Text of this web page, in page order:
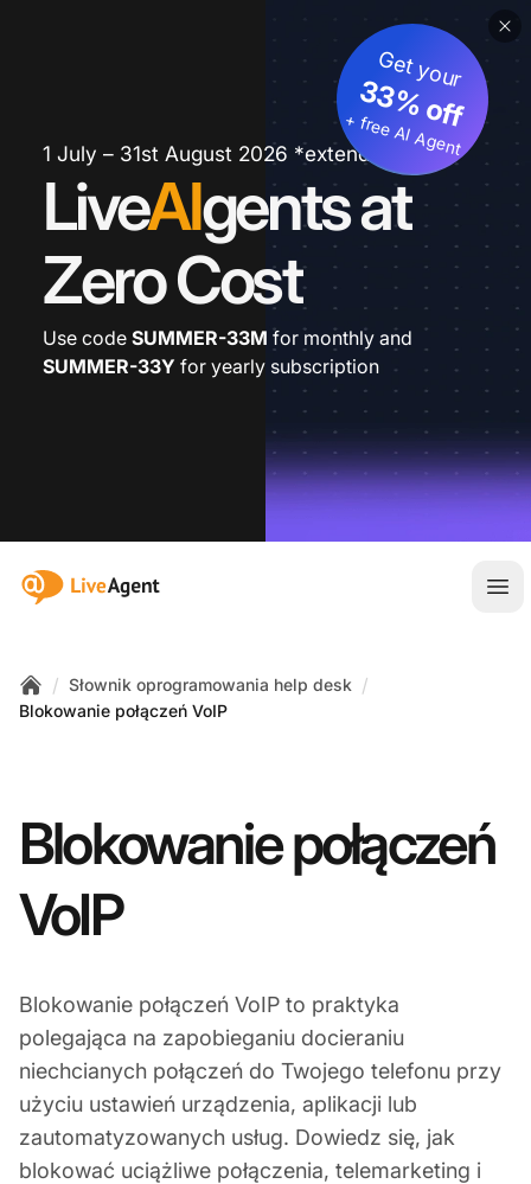
1 July – 31st August 2026 *extended
LiveAIgents at
Zero Cost
Get your
33% off
+ free AI Agent
Use code SUMMER-33M for monthly and
SUMMER-33Y for yearly subscription
:site.title
Home
/ Słownik oprogramowania help desk /
Blokowanie połączeń VoIP
Blokowanie połączeń
VoIP
Blokowanie połączeń VoIP to praktyka
polegająca na zapobieganiu docieraniu
niechcianych połączeń do Twojego telefonu przy
użyciu ustawień urządzenia, aplikacji lub
zautomatyzowanych usług. Dowiedz się, jak
blokować uciążliwe połączenia, telemarketing i